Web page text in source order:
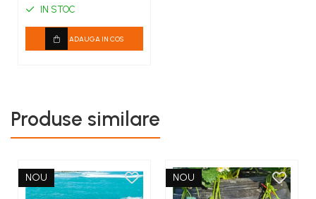
Material - PVC
Agatatoare de Tip Siret
IN STOC
ADAUGA IN COS
Produse similare
NOU NOU